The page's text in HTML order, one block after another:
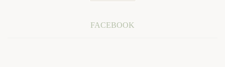
FACEBOOK